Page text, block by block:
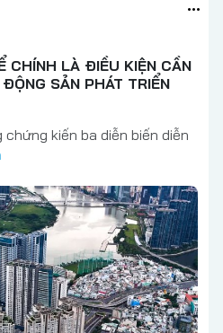
CHÍNH LÀ ĐIỀU KIỆN CẦN
SẢN PHÁT TRIỂN
kiến ba diễn biến diễn